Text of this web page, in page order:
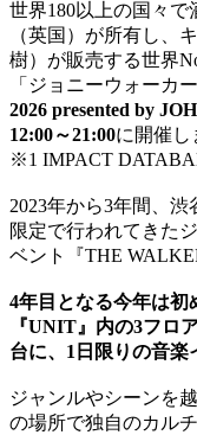
世界180以上の国々
（英国）が所有し、
樹）が販売する世界
「ジョニーウォーカ
2026 presented by
12:00～21:00に開催し
※1 IMPACT
2023年から3年間、
限定で行われてきた
ベント『THE
4年目となる今年は初
『UNIT』内の3フロ
台に、1日限りの音楽
ジャンルやシーンを
の場所で独自のカル